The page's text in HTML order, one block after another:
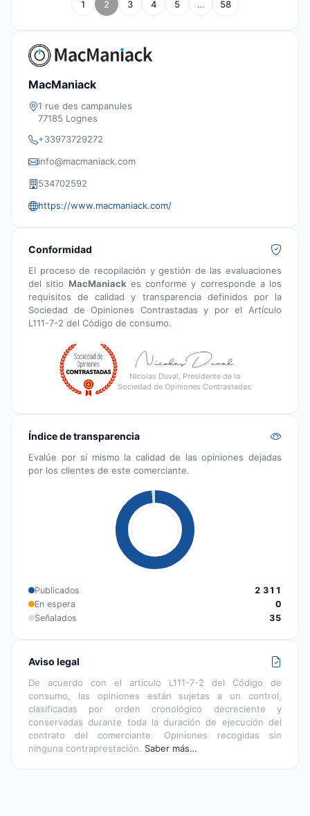
1 2 3 4 5 … 58
MacManiack
1 rue des campanules
77185 Lognes
+33973729272
info@macmaniack.com
534702592
https://www.macmaniack.com/
Conformidad
El proceso de recopilación y gestión de las evaluaciones
del sitio MacManiack es conforme y corresponde a los
requisitos de calidad y transparencia definidos por la
Sociedad de Opiniones Contrastadas y por el Artículo
L111-7-2 del Código de consumo.
Nicolas Duval, Presidente de la
Sociedad de Opiniones Contrastadas
Índice de transparencia
Evalúe por sí mismo la calidad de las opiniones dejadas
por los clientes de este comerciante.
Publicados
2 311
En espera
0
Señalados
35
Aviso legal
De acuerdo con el artículo L111-7-2 del Código de
consumo, las opiniones están sujetas a un control,
clasificadas por orden cronológico decreciente y
conservadas durante toda la duración de ejecución del
contrato del comerciante. Opiniones recogidas sin
ninguna contraprestación. Saber más…